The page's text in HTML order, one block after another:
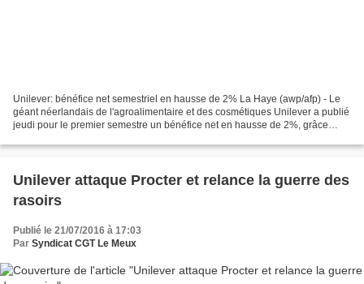
Unilever: bénéfice net semestriel en hausse de 2% La Haye (awp/afp) - Le
géant néerlandais de l'agroalimentaire et des cosmétiques Unilever a publié
jeudi pour le premier semestre un bénéfice net en hausse de 2%, grâce
Unilever attaque Procter et relance la guerre des
rasoirs
Publié le 21/07/2016 à 17:03
Par Syndicat CGT Le Meux